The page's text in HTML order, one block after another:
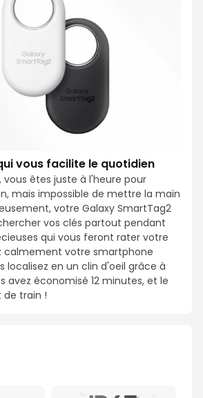
vous facilite le quotidien
vous êtes juste à l'heure pour
mais impossible de mettre la main
votre Galaxy SmartTag2
vos clés partout pendant
qui vous feront rater votre
calmement votre smartphone
localisez en un clin d'oeil grâce à
avez économisé 12 minutes, et le
de train !